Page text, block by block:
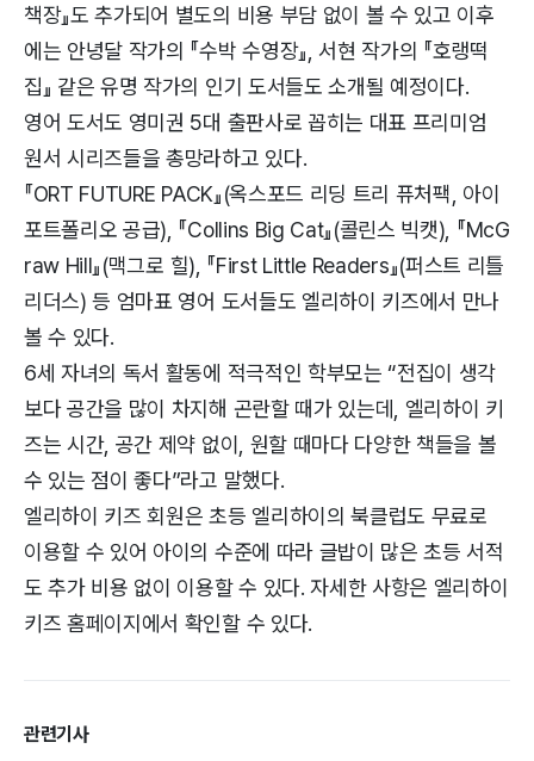
책장』도 추가되어 별도의 비용 부담 없이 볼 수 있고 이후
에는 안녕달 작가의 『수박 수영장』, 서현 작가의 『호랭떡
집』 같은 유명 작가의 인기 도서들도 소개될 예정이다.
영어 도서도 영미권 5대 출판사로 꼽히는 대표 프리미엄
원서 시리즈들을 총망라하고 있다.
『ORT FUTURE PACK』(옥스포드 리딩 트리 퓨처팩, 아이
포트폴리오 공급), 『Collins Big Cat』(콜린스 빅캣), 『McG
raw Hill』(맥그로 힐), 『First Little Readers』(퍼스트 리틀
리더스) 등 엄마표 영어 도서들도 엘리하이 키즈에서 만나
볼 수 있다.
6세 자녀의 독서 활동에 적극적인 학부모는 “전집이 생각
보다 공간을 많이 차지해 곤란할 때가 있는데, 엘리하이 키
즈는 시간, 공간 제약 없이, 원할 때마다 다양한 책들을 볼
수 있는 점이 좋다”라고 말했다.
엘리하이 키즈 회원은 초등 엘리하이의 북클럽도 무료로
이용할 수 있어 아이의 수준에 따라 글밥이 많은 초등 서적
도 추가 비용 없이 이용할 수 있다. 자세한 사항은 엘리하이
키즈 홈페이지에서 확인할 수 있다.
관련기사